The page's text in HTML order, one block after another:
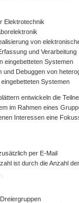
Elektrotechnik
von
und Verarbeitung
eingebetteten Systemen
und Debuggen von
Systemen
entwickeln die
im Rahmen eines
Interessen eine
per E-Mail
ist durch die Anzahl